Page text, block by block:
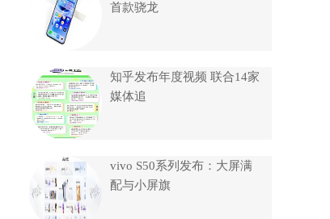
首款骁龙
知乎发布年度视频 联合14家
媒体追
vivo S50系列发布：大屏满
配与小屏旗